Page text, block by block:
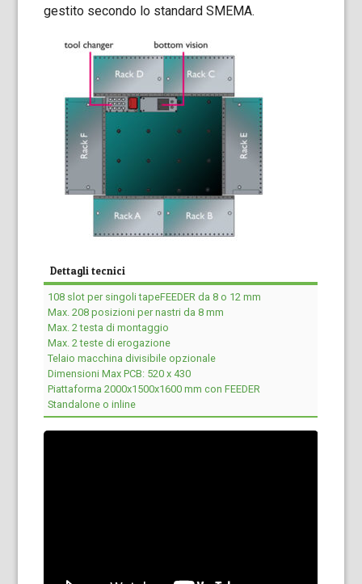
gestito secondo lo standard SMEMA.
Dettagli tecnici
108 slot per singoli tapeFEEDER da 8 o 12 mm
Max. 208 posizioni per nastri da 8 mm
Max. 2 testa di montaggio
Max. 2 teste di erogazione
Telaio macchina divisibile opzionale
Dimensioni Max PCB: 520 x 430
Piattaforma 2000x1500x1600 mm con FEEDER
Standalone o inline